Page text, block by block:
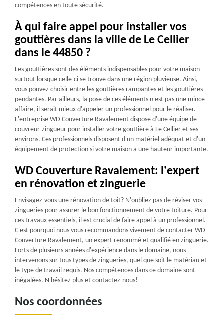
compétences en toute sécurité.
À qui faire appel pour installer vos
gouttières dans la ville de Le Cellier
dans le 44850 ?
Les gouttières sont des éléments indispensables pour votre maison
surtout lorsque celle-ci se trouve dans une région pluvieuse. Ainsi,
vous pouvez choisir entre les gouttières rampantes et les gouttières
pendantes. Par ailleurs, la pose de ces éléments n'est pas une mince
affaire, il serait mieux d'appeler un professionnel pour le réaliser.
L'entreprise WD Couverture Ravalement dispose d'une équipe de
couvreur-zingueur pour installer votre gouttière à Le Cellier et ses
environs. Ces professionnels disposent d'un matériel adéquat et d'un
équipement de protection si votre maison a une hauteur importante.
WD Couverture Ravalement: l'expert
en rénovation et zinguerie
Envisagez-vous une rénovation de toit? N'oubliez pas de réviser vos
zingueries pour assurer le bon fonctionnement de votre toiture. Pour
ces travaux essentiels, il est crucial de faire appel à un professionnel.
C'est pourquoi nous vous recommandons vivement de contacter WD
Couverture Ravalement, un expert renommé et qualifié en zinguerie.
Forts de plusieurs années d'expérience dans le domaine, nous
intervenons sur tous types de zingueries, quel que soit le matériau et
le type de travail requis. Nos compétences dans ce domaine sont
inégalées. N'hésitez plus et contactez-nous!
Nos coordonnées